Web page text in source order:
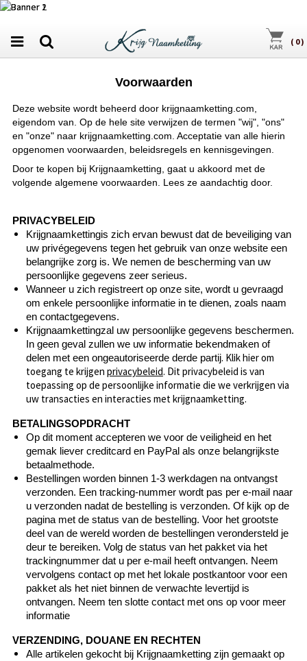
( 0)
Voorwaarden
Deze website wordt beheerd door krijgnaamketting.com,
eigendom van . Op de hele site verwijzen de termen "wij", "ons"
en "onze" naar krijgnaamketting.com. Acceptatie van alle hierin
opgenomen voorwaarden, beleidsregels en kennisgevingen.
Door te kopen bij Krijgnaamketting, gaat u akkoord met de
volgende algemene voorwaarden. Lees ze aandachtig door.
PRIVACYBELEID
Krijgnaamkettingis zich ervan bewust dat de beveiliging van
uw privégegevens tegen het gebruik van onze website een
belangrijke zorg is. We nemen de bescherming van uw
persoonlijke gegevens zeer serieus.
Wanneer u zich registreert op onze site, wordt u gevraagd
om enkele persoonlijke informatie in te dienen, zoals naam
en contactgegevens.
Krijgnaamkettingzal uw persoonlijke gegevens beschermen.
In geen geval zullen we uw informatie bekendmaken of
delen met een ongeautoriseerde derde partij. Klik hier om
toegang te krijgen privacybeleid. Dit privacybeleid is van
toepassing op de persoonlijke informatie die we verkrijgen via
uw transacties en interacties met krijgnaamketting.
BETALINGSOPDRACHT
Op dit moment accepteren we voor de veiligheid en het
gemak liever creditcard en PayPal als onze belangrijkste
betaalmethode.
Bestellingen worden binnen 1-3 werkdagen na ontvangst
verzonden. Een tracking-nummer wordt pas per e-mail naar
u verzonden nadat de bestelling is verzonden. Of kijk op de
pagina met de status van de bestelling. Voor het grootste
deel van de wereld worden de bestellingen verondersteld je
deur te bereiken. Volg de status van het pakket via het
trackingnummer dat u per e-mail heeft ontvangen. Neem
vervolgens contact op met het lokale postkantoor voor een
pakket als het niet binnen de verwachte levertijd is
ontvangen. Neem ten slotte contact met ons op voor meer
informatie
VERZENDING, DOUANE EN RECHTEN
Alle artikelen gekocht bij Krijgnaamketting zijn gemaakt op